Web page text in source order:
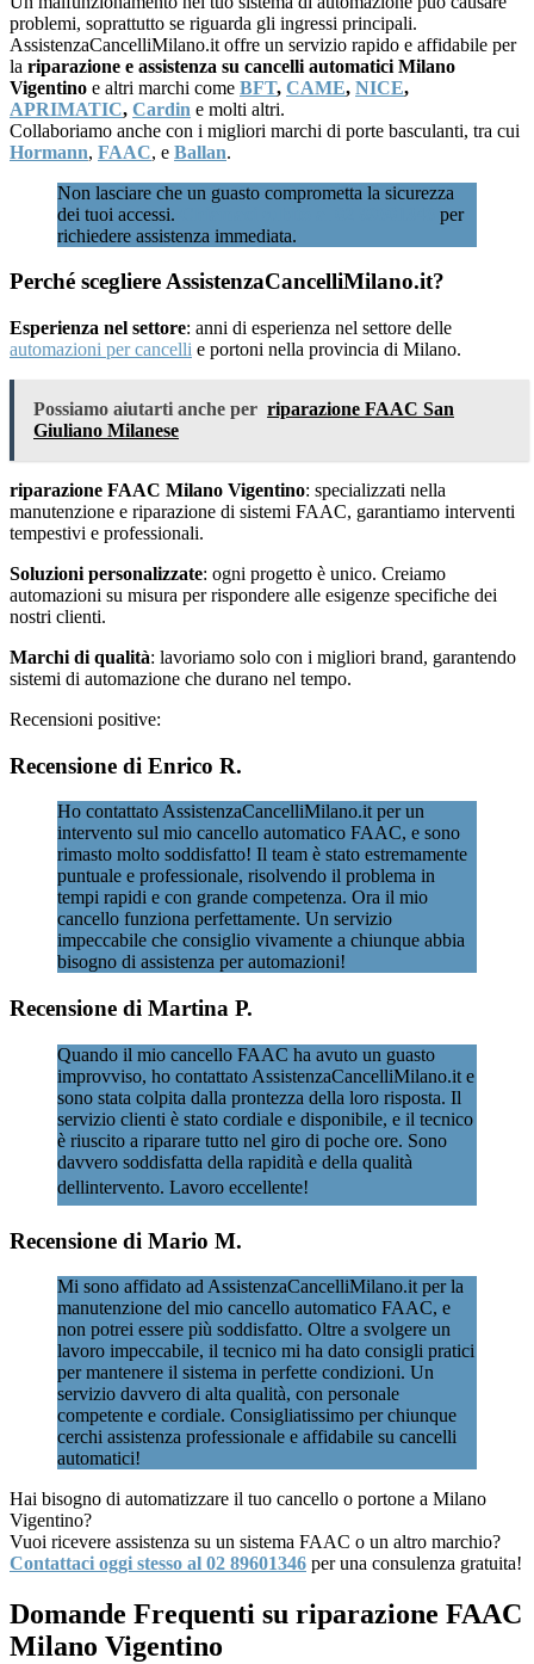
problemi, soprattutto se riguarda gli ingressi principali.
AssistenzaCancelliMilano.it offre un servizio rapido e affidabile per
la riparazione e assistenza su cancelli automatici Milano
Vigentino e altri marchi come BFT, CAME, NICE,
APRIMATIC, Cardin e molti altri.
Collaboriamo anche con i migliori marchi di porte basculanti, tra cui
Hormann, FAAC, e Ballan.
Non lasciare che un guasto comprometta la sicurezza
dei tuoi accessi.
per
richiedere assistenza immediata.
Perché scegliere AssistenzaCancelliMilano.it?
Esperienza nel settore: anni di esperienza nel settore delle
automazioni per cancelli e portoni nella provincia di Milano.
Possiamo aiutarti anche per riparazione FAAC San
Giuliano Milanese
riparazione FAAC Milano Vigentino: specializzati nella
manutenzione e riparazione di sistemi FAAC, garantiamo interventi
tempestivi e professionali.
Soluzioni personalizzate: ogni progetto è unico. Creiamo
automazioni su misura per rispondere alle esigenze specifiche dei
nostri clienti.
Marchi di qualità: lavoriamo solo con i migliori brand, garantendo
sistemi di automazione che durano nel tempo.
Recensioni positive:
Recensione di Enrico R.
Ho contattato AssistenzaCancelliMilano.it per un
intervento sul mio cancello automatico FAAC, e sono
rimasto molto soddisfatto! Il team è stato estremamente
puntuale e professionale, risolvendo il problema in
tempi rapidi e con grande competenza. Ora il mio
cancello funziona perfettamente. Un servizio
impeccabile che consiglio vivamente a chiunque abbia
bisogno di assistenza per automazioni!
Recensione di Martina P.
Quando il mio cancello FAAC ha avuto un guasto
improvviso, ho contattato AssistenzaCancelliMilano.it e
sono stata colpita dalla prontezza della loro risposta. Il
servizio clienti è stato cordiale e disponibile, e il tecnico
è riuscito a riparare tutto nel giro di poche ore. Sono
davvero soddisfatta della rapidità e della qualità
dellintervento. Lavoro eccellente!
Recensione di Mario M.
Mi sono affidato ad AssistenzaCancelliMilano.it per la
manutenzione del mio cancello automatico FAAC, e
non potrei essere più soddisfatto. Oltre a svolgere un
lavoro impeccabile, il tecnico mi ha dato consigli pratici
per mantenere il sistema in perfette condizioni. Un
servizio davvero di alta qualità, con personale
competente e cordiale. Consigliatissimo per chiunque
cerchi assistenza professionale e affidabile su cancelli
automatici!
Hai bisogno di automatizzare il tuo cancello o portone a Milano
Vigentino?
Vuoi ricevere assistenza su un sistema FAAC o un altro marchio?
Contattaci oggi stesso al 02 89601346 per una consulenza gratuita!
Domande Frequenti su riparazione FAAC
Milano Vigentino